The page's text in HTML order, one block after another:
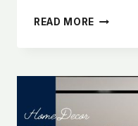
READ MORE
裝
設